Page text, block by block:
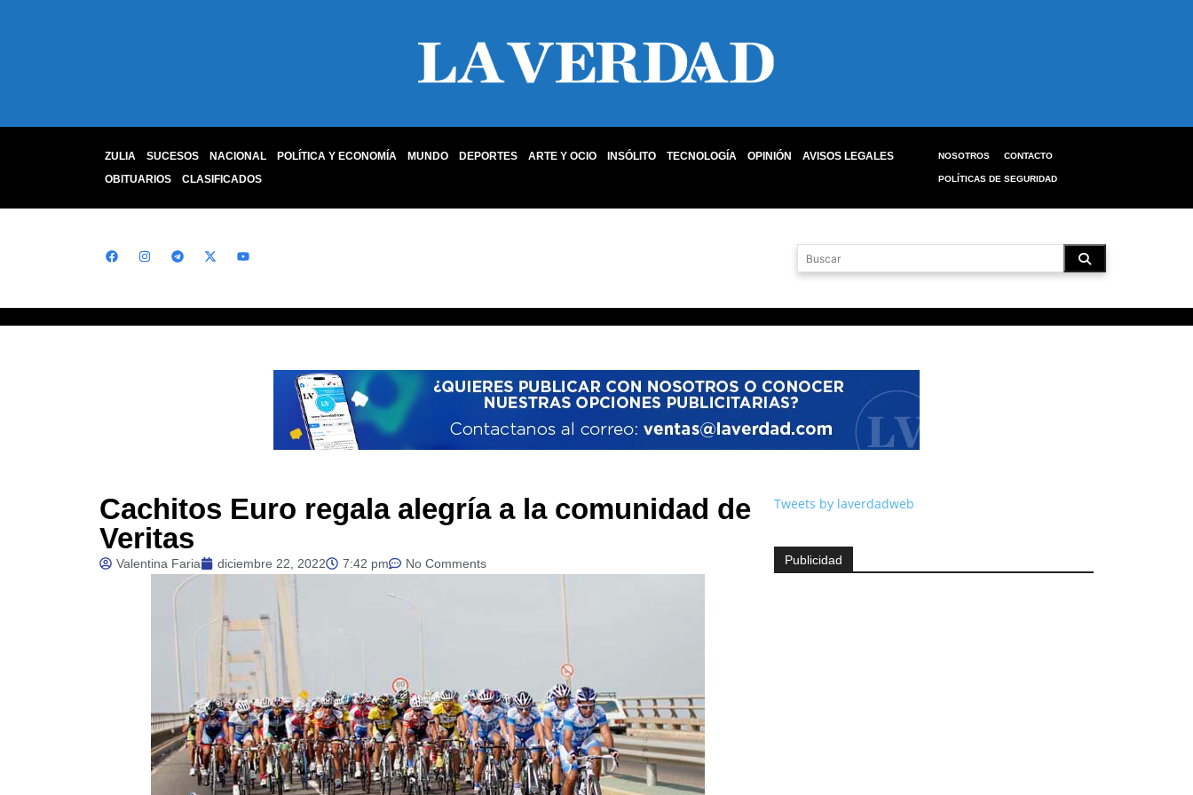
ZULIA SUCESOS NACIONAL POLÍTICA Y ECONOMÍA MUNDO DEPORTES ARTE Y OCIO INSÓLITO TECNOLOGÍA OPINIÓN
AVISOS LEGALES
OBITUARIOS
CLASIFICADOS
NOSOTROS CONTACTO
POLÍTICAS DE SEGURIDAD
Cachitos Euro regala alegría a la comunidad de
Veritas
Valentina Faria diciembre 22, 2022 7:42 pm No Comments
Tweets by laverdadweb
Publicidad